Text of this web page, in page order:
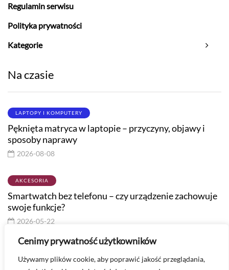
Cenimy prywatność użytkowników
Używamy plików cookie, aby poprawić jakość przeglądania,
Regulamin serwisu
Polityka prywatności
Kategorie
Na czasie
LAPTOPY I KOMPUTERY
Pęknięta matryca w laptopie – przyczyny, objawy i
sposoby naprawy
2026-08-08
AKCESORIA
Smartwatch bez telefonu – czy urządzenie zachowuje
swoje funkcje?
2026-05-22
LAPTOPY I KOMPUTERY
Chromebook vs laptop – Jaka jest różnica?